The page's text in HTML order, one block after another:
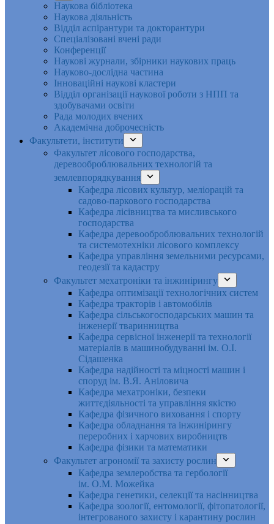
Наукова бібліотека
Наукова діяльність
Відділ аспірантури та докторантури
Спеціалізовані вчені ради
Конференції
Наукові журнали, збірники наукових праць
Науково-дослідна частина
Інноваційні наукові кластери
Відділ організації наукової роботи з НПП та
здобувачами освіти
Рада молодих вчених
Академічна доброчесність
Факультети, інститути
Факультет лісового господарства,
деревооброблювальних технологій та
землевпорядкування
Кафедра лісових культур, меліорацій та
садово-паркового господарства
Кафедра лісівництва та мисливського
господарства
Кафедра деревооброблювальних технологій
та системотехніки лісового комплексу
Кафедра управління земельними ресурсами,
геодезії та кадастру
Факультет мехатроніки та інжинірингу
Кафедра оптимізації технологічних систем
Кафедра тракторів і автомобілів
Кафедра сільськогосподарських машин та
інженерії тваринництва
Кафедра cервісної інженерії та технології
матеріалів в машинобудуванні ім. О.І.
Сідашенка
Кафедра надійності та міцності машин і
споруд ім. В.Я. Аніловича
Кафедра мехатроніки, безпеки
життєдіяльності та управління якістю
Кафедра фізичного виховання і спорту
Кафедра обладнання та інжинірингу
переробних і харчових виробництв
Кафедра фізики та математики
Факультет агрономії та захисту рослин
Кафедра землеробства та гербології
ім. О.М. Можейка
Кафедра генетики, селекції та насінництва
Кафедра зоології, ентомології, фітопатології,
інтегрованого захисту і карантину рослин